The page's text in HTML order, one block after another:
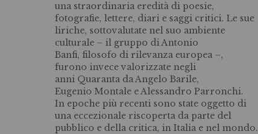
una straordinaria eredità di poesie,
fotografie, lettere, diari e saggi critici. Le sue
liriche, sottovalutate nel suo ambiente
culturale – il gruppo di Antonio
Banfi, filosofo di rilevanza europea –,
furono invece valorizzate negli
anni Quaranta da Angelo Barile,
Eugenio Montale e Alessandro Parronchi.
In epoche più recenti sono state oggetto di
una eccezionale riscoperta da parte del
pubblico e della critica, in Italia e nel mondo.